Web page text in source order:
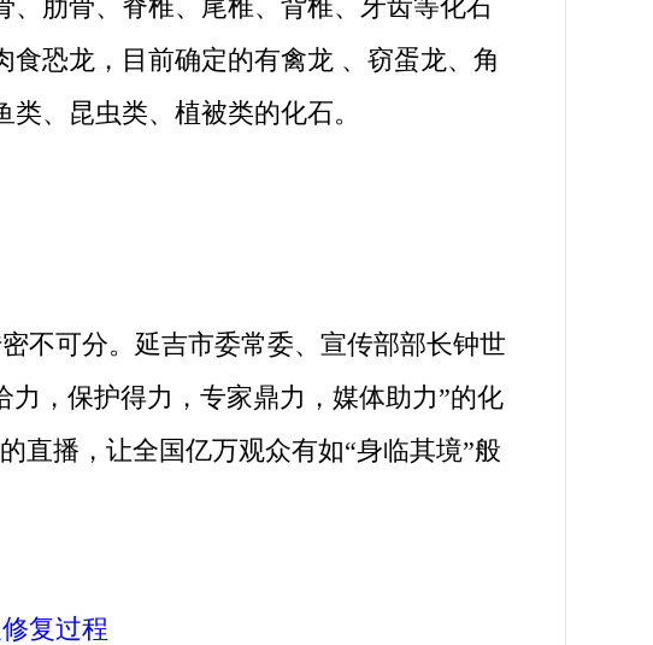
肋骨、脊椎、尾椎、背椎、牙齿等化石
恐龙，目前确定的有禽龙 、窃蛋龙、角
、昆虫类、植被类的化石。
可分。延吉市委常委、宣传部部长钟世
，保护得力，专家鼎力，媒体助力”的化
直播，让全国亿万观众有如“身临其境”般
复过程